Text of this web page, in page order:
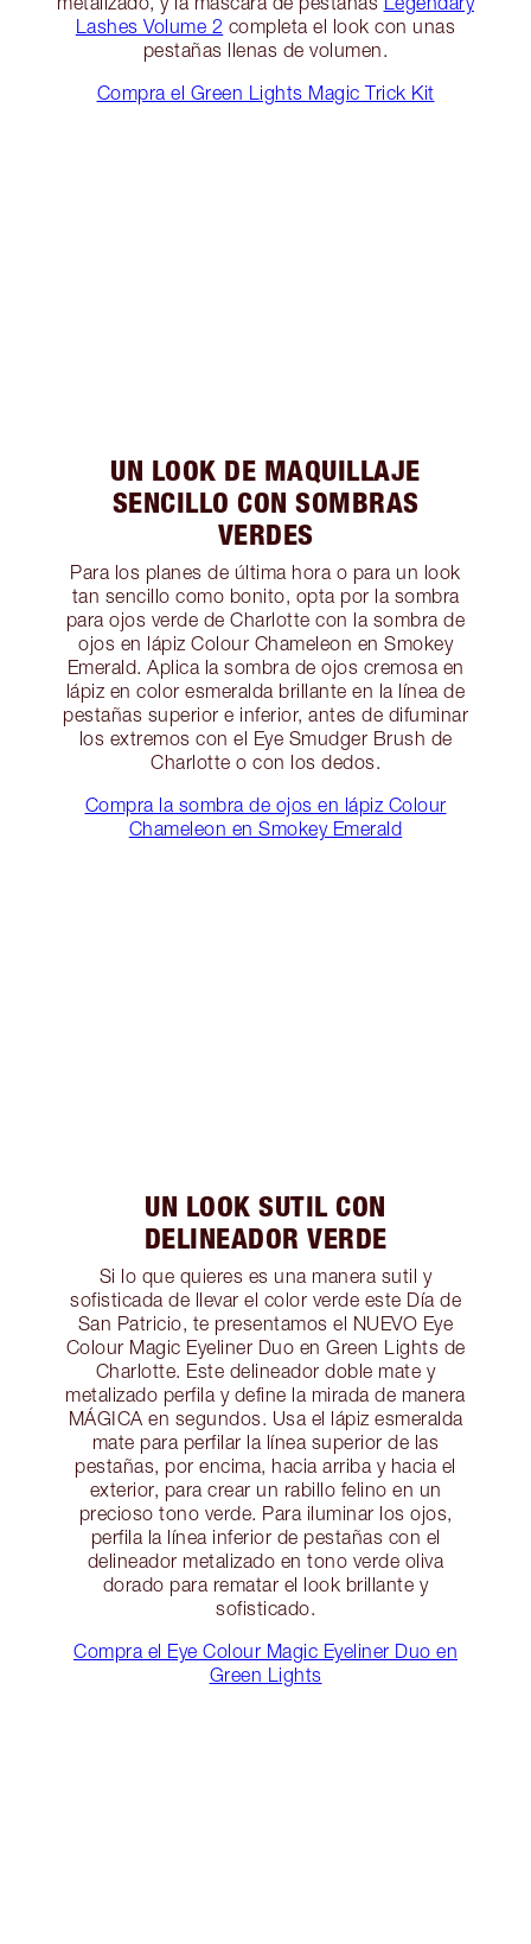
Lashes Volume 2 completa el look con unas
pestañas llenas de volumen.
Compra el Green Lights Magic Trick Kit
UN LOOK DE MAQUILLAJE
SENCILLO CON SOMBRAS
VERDES
Para los planes de última hora o para un look
tan sencillo como bonito, opta por la sombra
para ojos verde de Charlotte con la sombra de
ojos en lápiz Colour Chameleon en Smokey
Emerald. Aplica la sombra de ojos cremosa en
lápiz en color esmeralda brillante en la línea de
pestañas superior e inferior, antes de difuminar
los extremos con el Eye Smudger Brush de
Charlotte o con los dedos.
Compra la sombra de ojos en lápiz Colour
Chameleon en Smokey Emerald
UN LOOK SUTIL CON
DELINEADOR VERDE
Si lo que quieres es una manera sutil y
sofisticada de llevar el color verde este Día de
San Patricio, te presentamos el NUEVO Eye
Colour Magic Eyeliner Duo en Green Lights de
Charlotte. Este delineador doble mate y
metalizado perfila y define la mirada de manera
MÁGICA en segundos. Usa el lápiz esmeralda
mate para perfilar la línea superior de las
pestañas, por encima, hacia arriba y hacia el
exterior, para crear un rabillo felino en un
precioso tono verde. Para iluminar los ojos,
perfila la línea inferior de pestañas con el
delineador metalizado en tono verde oliva
dorado para rematar el look brillante y
sofisticado.
Compra el Eye Colour Magic Eyeliner Duo en
Green Lights